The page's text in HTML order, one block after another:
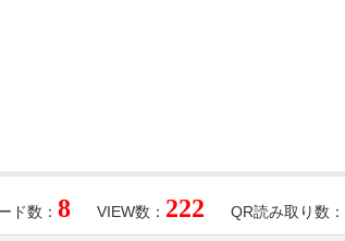
QR読み取り数：
VIEW数： 222
ド数： 8